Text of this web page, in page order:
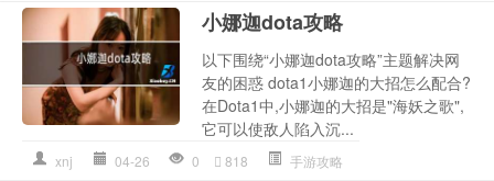
小娜迦dota攻略
以下围绕“小娜迦dota攻略”主题解决网
友的困惑 dota1小娜迦的大招怎么配合?
在Dota1中,小娜迦的大招是"海妖之歌",
它可以使敌人陷入沉...
xnj 04-26 0 818 手游攻略